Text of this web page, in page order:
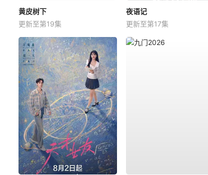
黄皮树下
更新至第19集
夜语记
更新至第17集